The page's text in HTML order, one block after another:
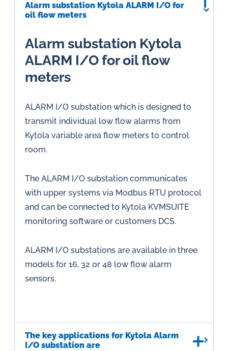
Alarm substation Kytola ALARM I/O for
oil flow meters
Alarm substation Kytola
ALARM I/O for oil flow
meters
ALARM I/O substation which is designed to
transmit individual low flow alarms from
Kytola variable area flow meters to control
room.
The ALARM I/O substation communicates
with upper systems via Modbus RTU protocol
and can be connected to Kytola KVMSUITE
monitoring software or customers DCS.
ALARM I/O substations are available in three
models for 16, 32 or 48 low flow alarm
sensors.
The key applications for Kytola Alarm
I/O substation are